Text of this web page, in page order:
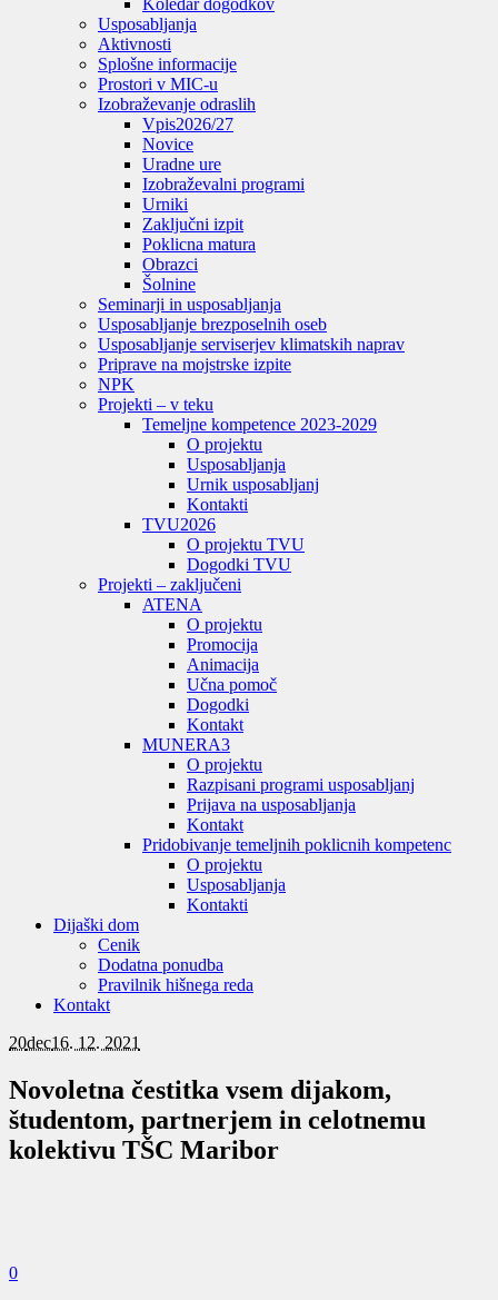
Koledar dogodkov
Usposabljanja
Aktivnosti
Splošne informacije
Prostori v MIC-u
Izobraževanje odraslih
Vpis2026/27
Novice
Uradne ure
Izobraževalni programi
Urniki
Zaključni izpit
Poklicna matura
Obrazci
Šolnine
Seminarji in usposabljanja
Usposabljanje brezposelnih oseb
Usposabljanje serviserjev klimatskih naprav
Priprave na mojstrske izpite
NPK
Projekti – v teku
Temeljne kompetence 2023-2029
O projektu
Usposabljanja
Urnik usposabljanj
Kontakti
TVU2026
O projektu TVU
Dogodki TVU
Projekti – zaključeni
ATENA
O projektu
Promocija
Animacija
Učna pomoč
Dogodki
Kontakt
MUNERA3
O projektu
Razpisani programi usposabljanj
Prijava na usposabljanja
Kontakt
Pridobivanje temeljnih poklicnih kompetenc
O projektu
Usposabljanja
Kontakti
Dijaški dom
Cenik
Dodatna ponudba
Pravilnik hišnega reda
Kontakt
20dec16. 12. 2021
Novoletna čestitka vsem dijakom,
študentom, partnerjem in celotnemu
kolektivu TŠC Maribor
0